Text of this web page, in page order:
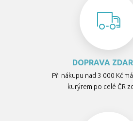
DOPRAVA
Při nákupu nad 3 000 Kč
kurýrem po celé ČR